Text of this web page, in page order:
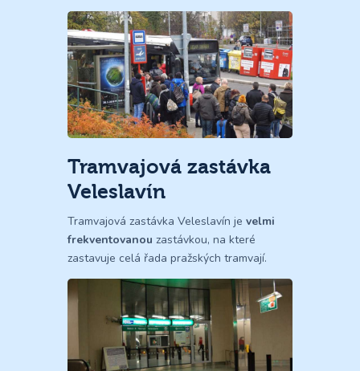
Tramvajová zastávka
Veleslavín
Tramvajová zastávka Veleslavín je velmi
frekventovanou zastávkou, na které
zastavuje celá řada pražských tramvají.